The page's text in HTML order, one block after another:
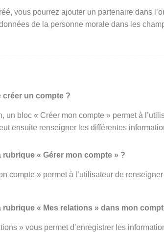
vous pourrez ajouter un partenaire dans
de la personne morale dans les
créer un compte ?
un bloc « Créer mon compte » permet à
ensuite renseigner les différentes
« Gérer mon compte » ?
compte » permet à l’utilisateur de
« Mes relations » dans mon
» vous permet d’enregistrer les